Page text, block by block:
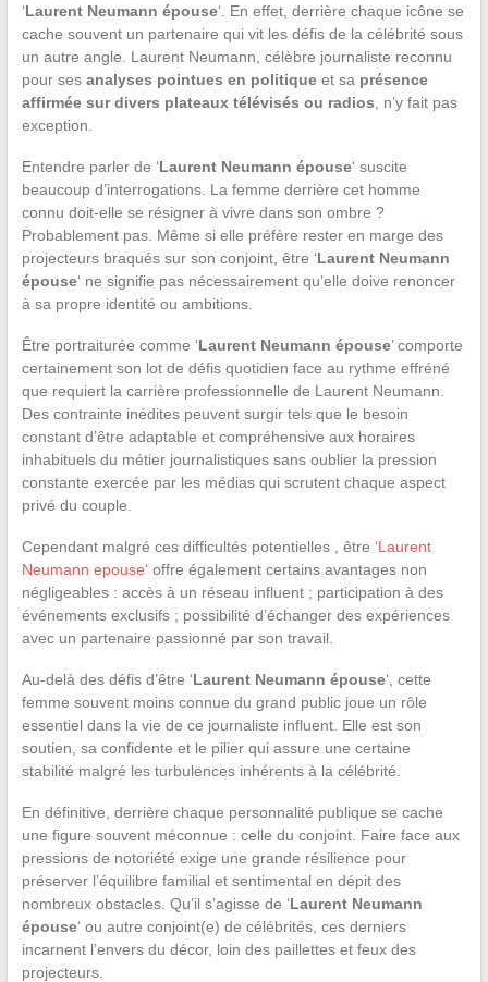
‘Laurent Neumann épouse‘. En effet, derrière chaque icône se
cache souvent un partenaire qui vit les défis de la célébrité sous
un autre angle. Laurent Neumann, célèbre journaliste reconnu
pour ses analyses pointues en politiqueet sa présence
affirmée sur divers plateaux télévisés ou radios , n’y fait pas
exception.
Entendre parler de ‘Laurent Neumann épouse‘ suscite
beaucoup d’interrogations. La femme derrière cet homme
connu doit-elle se résigner à vivre dans son ombre ?
Probablement pas. Même si elle préfère rester en marge des
projecteurs braqués sur son conjoint, être ‘Laurent Neumann
épouse‘ ne signifie pas nécessairement qu’elle doive renoncer
à sa propre identité ou ambitions.
Être portraiturée comme ‘Laurent Neumann épouse’ comporte
certainement son lot de défis quotidien face au rythme effréné
que requiert la carrière professionnelle de Laurent Neumann.
Des contrainte inédites peuvent surgir tels que le besoin
constant d’être adaptable et compréhensive aux horaires
inhabituels du métier journalistiques sans oublier la pression
constante exercée par les médias qui scrutent chaque aspect
privé du couple.
Cependant malgré ces difficultés potentielles , être ‘Laurent
Neumann epouse‘ offre également certains avantages non
négligeables : accès à un réseau influent ; participation à des
événements exclusifs ; possibilité d’échanger des expériences
avec un partenaire passionné par son travail.
Au-delà des défis d’être ‘Laurent Neumann épouse‘, cette
femme souvent moins connue du grand public joue un rôle
essentiel dans la vie de ce journaliste influent. Elle est son
soutien, sa confidente et le pilier qui assure une certaine
stabilité malgré les turbulences inhérents à la célébrité.
En définitive, derrière chaque personnalité publique se cache
une figure souvent méconnue : celle du conjoint. Faire face aux
pressions de notoriété exige une grande résilience pour
préserver l’équilibre familial et sentimental en dépit des
nombreux obstacles. Qu’il s’agisse de ‘Laurent Neumann
épouse‘ ou autre conjoint(e) de célébrités, ces derniers
incarnent l’envers du décor, loin des paillettes et feux des
projecteurs.